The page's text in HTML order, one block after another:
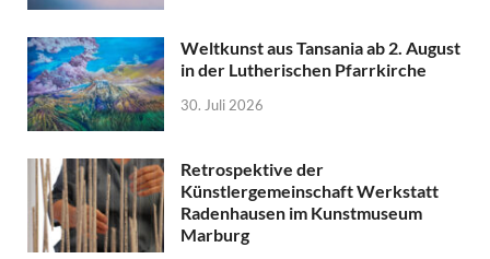
Weltkunst aus Tansania ab 2. August
in der Lutherischen Pfarrkirche
30. Juli 2026
Retrospektive der
Künstlergemeinschaft Werkstatt
Radenhausen im Kunstmuseum
Marburg